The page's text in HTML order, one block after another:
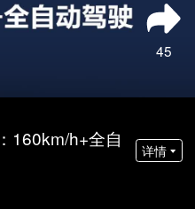
45
160km/h+全自
详情